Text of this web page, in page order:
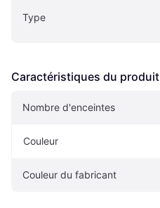
Type
Caractéristiques du produit
Nombre d'enceintes
Couleur
Couleur du fabricant